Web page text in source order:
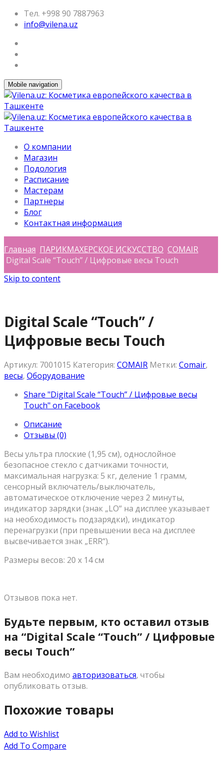
Тел. +998 90 7887963
info@vilena.uz
Mobile navigation
О компании
Магазин
Подология
Расписание
Мастерам
Партнеры
Блог
Контактная информация
Главная ПАРИКМАХЕРСКОЕ ИСКУССТВО COMAIR
Digital Scale “Touch” / Цифровые весы Touch
Skip to content
Digital Scale “Touch” /
Цифровые весы Touch
Артикул: 7001015 Категория: COMAIR Метки: Comair,
весы, Оборудование
Share "Digital Scale “Touch” / Цифровые весы
Touch" on Facebook
Описание
Отзывы (0)
Весы ультра плоские (1,95 cм), однослойное
безопасное стекло с датчиками точности,
максимальная нагрузка: 5 кг, деление 1 грамм,
сенсорный включатель/выключатель,
автоматическое отключение через 2 минуты,
индикатор зарядки (знак „LO“ на дисплее указывает
на необходимость подзарядки), индикатор
перенагрузки (при превышении веса на дисплее
высвечивается знак „ERR“).
Размеры весов: 20 х 14 см
Отзывов пока нет.
Будьте первым, кто оставил отзыв
на “Digital Scale “Touch” / Цифровые
весы Touch”
Вам необходимо авторизоваться, чтобы
опубликовать отзыв.
Похожие товары
Add to Wishlist
Add To Compare